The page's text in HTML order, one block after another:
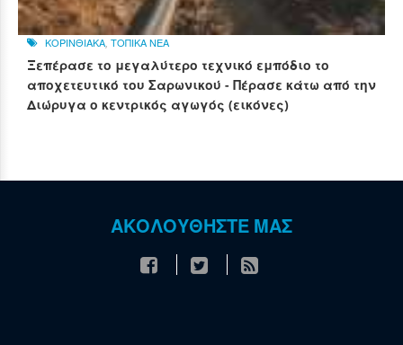
ΚΟΡΙΝΘΙΑΚΑ ΤΟΠΙΚΑ ΝΕΑ
Ξεπέρασε το μεγαλύτερο τεχνικό εμπόδιο το
αποχετευτικό του Σαρωνικού - Πέρασε κάτω από την
Διώρυγα ο κεντρικός αγωγός (εικόνες)
ΑΚΟΛΟΥΘΗΣΤΕ ΜΑΣ